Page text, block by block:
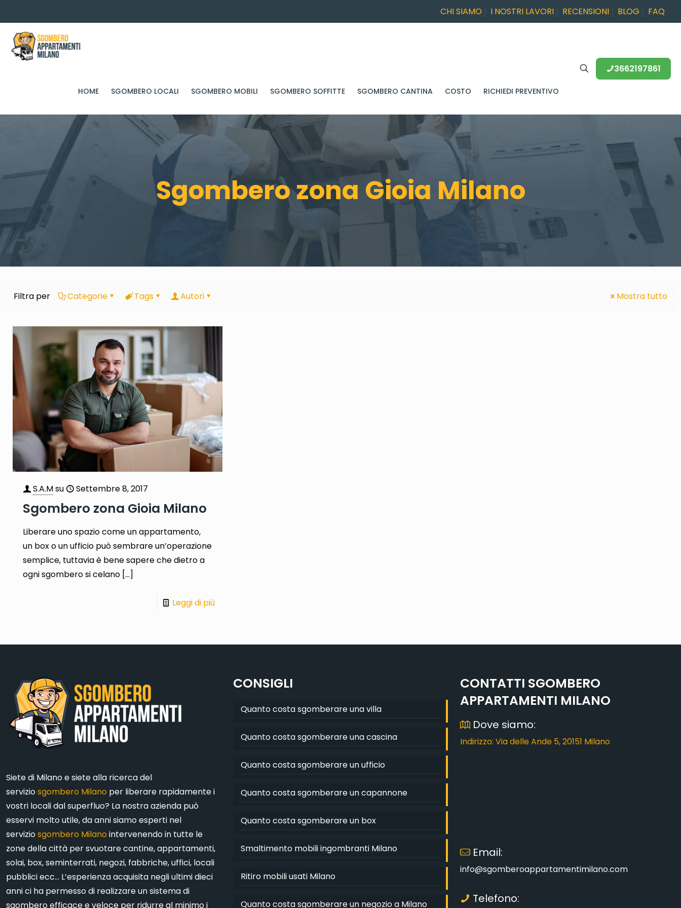
CHI SIAMO I NOSTRI LAVORI RECENSIONI BLOG FAQ
HOME SGOMBERO LOCALI SGOMBERO MOBILI SGOMBERO SOFFITTE SGOMBERO CANTINA COSTO RICHIEDI PREVENTIVO
3662197861
Sgombero zona Gioia Milano
Filtra per Categorie Tags Autori Mostra tutto
S.A.Msu Settembre 8, 2017
Sgombero zona Gioia Milano
Liberare uno spazio come un appartamento,
un box o un ufficio può sembrare un’operazione
semplice, tuttavia è bene sapere che dietro a
ogni sgombero si celano […]
Leggi di più
Siete di Milano e siete alla ricerca del
serviziosgombero Milano per liberare rapidamente i
vostri locali dal superfluo? La nostra azienda può
esservi molto utile, da anni siamo esperti nel
serviziosgombero Milanointervenendo in tutte le
zone della città per svuotare cantine, appartamenti,
solai, box, seminterrati, negozi, fabbriche, uffici, locali
pubblici ecc… L’esperienza acquisita negli ultimi dieci
anni ci ha permesso di realizzare un sistema di
sgombero efficace e veloce per ridurre al minimo i
CONSIGLI
Quanto costa sgomberare una villa
Quanto costa sgomberare una cascina
Quanto costa sgomberare un ufficio
Quanto costa sgomberare un capannone
Quanto costa sgomberare un box
Smaltimento mobili ingombranti Milano
Ritiro mobili usati Milano
Quanto costa sgomberare un negozio a Milano
CONTATTI SGOMBERO
APPARTAMENTI MILANO
Dove siamo:
Indirizzo: Via delle Ande 5, 20151 Milano
Email:
info@sgomberoappartamentimilano.com
Telefono: